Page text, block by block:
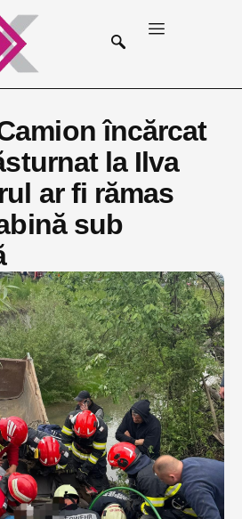
încărcat
la Ilva
ar fi rămas
sub